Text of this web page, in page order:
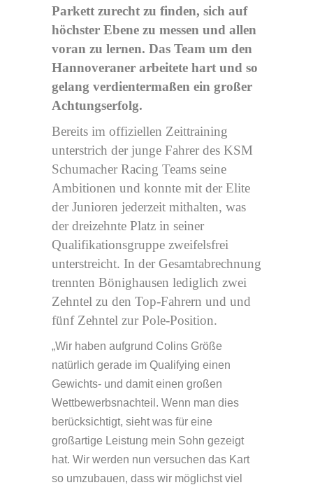
Parkett zurecht zu finden, sich auf
höchster Ebene zu messen und allen
voran zu lernen. Das Team um den
Hannoveraner arbeitete hart und so
gelang verdientermaßen ein großer
Achtungserfolg.
Bereits im offiziellen Zeittraining
unterstrich der junge Fahrer des KSM
Schumacher Racing Teams seine
Ambitionen und konnte mit der Elite
der Junioren jederzeit mithalten, was
der dreizehnte Platz in seiner
Qualifikationsgruppe zweifelsfrei
unterstreicht. In der Gesamtabrechnung
trennten Bönighausen lediglich zwei
Zehntel zu den Top-Fahrern und und
fünf Zehntel zur Pole-Position.
„Wir haben aufgrund Colins Größe
natürlich gerade im Qualifying einen
Gewichts- und damit einen großen
Wettbewerbsnachteil. Wenn man dies
berücksichtigt, sieht was für eine
großartige Leistung mein Sohn gezeigt
hat. Wir werden nun versuchen das Kart
so umzubauen, dass wir möglichst viel